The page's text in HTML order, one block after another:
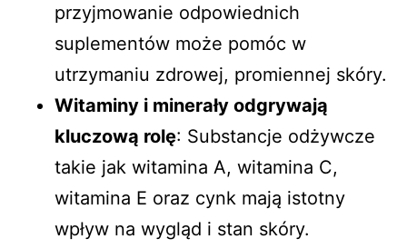
przyjmowanie odpowiednich
suplementów może pomóc w
utrzymaniu zdrowej, promiennej skóry.
Witaminy i minerały odgrywają
kluczową rolę: Substancje odżywcze
takie jak witamina A, witamina C,
witamina E oraz cynk mają istotny
wpływ na wygląd i stan skóry.